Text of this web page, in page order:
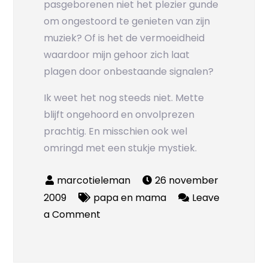
pasgeborenen niet het plezier gunde
om ongestoord te genieten van zijn
muziek? Of is het de vermoeidheid
waardoor mijn gehoor zich laat
plagen door onbestaande signalen?
Ik weet het nog steeds niet. Mette
blijft ongehoord en onvolprezen
prachtig. En misschien ook wel
omringd met een stukje mystiek.
26 november
2009
papa en mama
Leave
a Comment